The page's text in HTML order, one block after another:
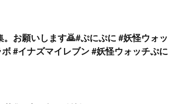
お願いします🙇#ぷにぷに #妖怪ウォッ
#イナズマイレブン #妖怪ウォッチぷに